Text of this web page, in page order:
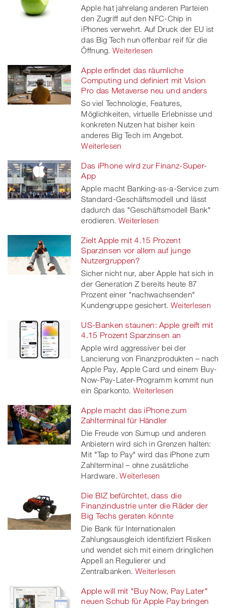
Apple hat jahrelang anderen Parteien
den Zugriff auf den NFC-Chip in
iPhones verwehrt. Auf Druck der EU ist
das Big Tech nun offenbar reif für die
Öffnung. Weiterlesen
Apple erfindet das räumliche
Computing und definiert mit Vision
Pro das Metaverse neu und anders
So viel Technologie, Features,
Möglichkeiten, virtuelle Erlebnisse und
konkreten Nutzen hat bisher kein
anderes Big Tech im Angebot.
Weiterlesen
Das iPhone wird zur Finanz-Super-
App
Apple macht Banking-as-a-Service zum
Standard-Geschäftsmodell und lässt
dadurch das "Geschäftsmodell Bank"
erodieren. Weiterlesen
Zielt Apple mit 4.15 Prozent
Sparzinsen vor allem auf junge
Nutzergruppen?
Sicher nicht nur, aber Apple hat sich in
der Generation Z bereits heute 87
Prozent einer "nachwachsenden"
Kundengruppe gesichert. Weiterlesen
US-Banken staunen: Apple greift mit
4.15 Prozent Sparzinsen an
Apple wird aggressiver bei der
Lancierung von Finanzprodukten – nach
Apple Pay, Apple Card und einem Buy-
Now-Pay-Later-Programm kommt nun
ein Sparkonto. Weiterlesen
Apple macht das iPhone zum
Zahlterminal für Händler
Die Freude von Sumup und anderen
Anbietern wird sich in Grenzen halten:
Mit "Tap to Pay" wird das iPhone zum
Zahlterminal – ohne zusätzliche
Hardware. Weiterlesen
Die BIZ befürchtet, dass die
Finanzindustrie unter die Räder der
Big Techs geraten könnte
Die Bank für Internationalen
Zahlungsausgleich identifiziert Risiken
und wendet sich mit einem dringlichen
Appell an Regulierer und
Zentralbanken. Weiterlesen
Apple will mit "Buy Now, Pay Later"
neuen Schub für Apple Pay bringen